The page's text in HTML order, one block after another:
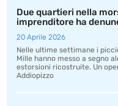
Due quartieri nella
imprenditore ha
20 Aprile 2026
Nelle ultime settimane i
Mille hanno messo a segno
estorsioni ricostruite. Un
Addiopizzo